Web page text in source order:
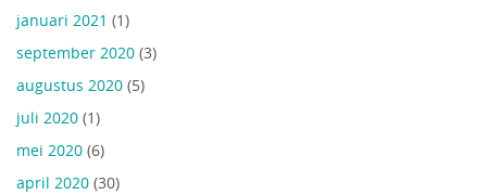
januari 2021 (1)
september 2020 (3)
augustus 2020 (5)
juli 2020 (1)
mei 2020 (6)
april 2020 (30)